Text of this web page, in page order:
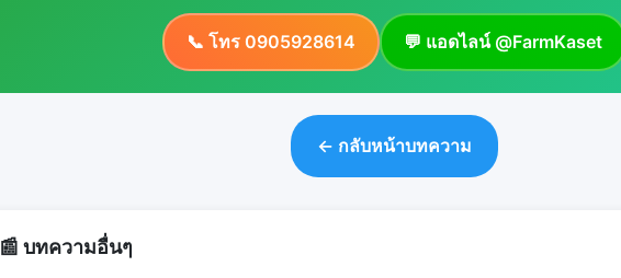
📞 โทร 0905928614 💬 แอดไลน์ @FarmKaset
← กลับหน้าบทความ
📰 บทความอื่นๆ